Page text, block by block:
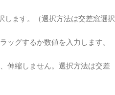
します。（選択方法は交差窓選択
グするか数値を入力します。
伸縮しません。選択方法は交差